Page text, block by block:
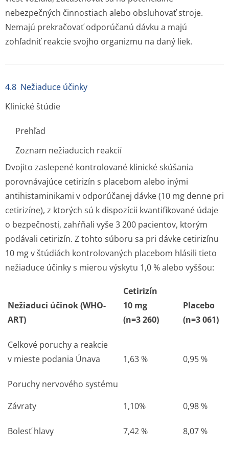
nebezpečných činnostiach alebo obsluhovať stroje.
Nemajú prekračovať odporúčanú dávku a majú
zohľadniť reakcie svojho organizmu na daný liek.
4.8 Nežiaduce účinky
Klinické štúdie
Prehľad
Zoznam nežiaducich reakcií
Dvojito zaslepené kontrolované klinické skúšania
porovnávajúce cetirizín s placebom alebo inými
antihistaminikami v odporúčanej dávke (10 mg denne pri
cetirizíne), z ktorých sú k dispozícii kvantifikované údaje
o bezpečnosti, zahŕňali vyše 3 200 pacientov, ktorým
podávali cetirizín. Z tohto súboru sa pri dávke cetirizínu
10 mg v štúdiách kontrolovaných placebom hlásili tieto
nežiaduce účinky s mierou výskytu 1,0 % alebo vyššou:
Nežiaduci účinok (WHO-
ART)
Cetirizín
10 mg
(n=3 260)
Placebo
(n=3 061)
Celkové poruchy a reakcie
v mieste podania Únava 1,63 % 0,95 %
Poruchy nervového systému
Závraty
1,10% 0,98 %
Bolesť hlavy 7,42 % 8,07 %